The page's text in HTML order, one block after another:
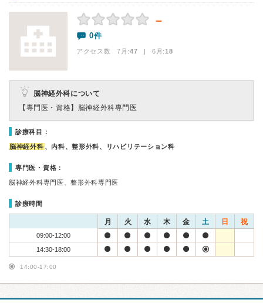
－
0件
アクセス数 7月:47 | 6月:18
脳神経外科について
【専門医・資格】 脳神経外科専門医
診療科目：
脳神経外科 、内科、整形外科、リハビリテーション科
専門医・資格：
脳神経外科専門医、整形外科専門医
診療時間
月 火 水 木 金 土 日 祝
09:00-12:00
14:30-18:00
14:00-17:00